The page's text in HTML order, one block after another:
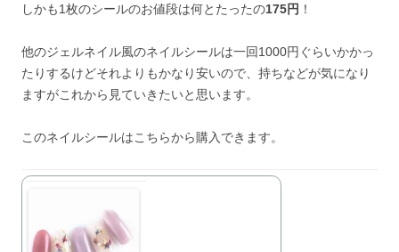
しかも1枚のシールのお値段は何とたったの175円 ！
他のジェルネイル風のネイルシールは一回1000円ぐらいかかっ
たりするけどそれよりもかなり安いので、持ちなどが気になり
ますがこれから見ていきたいと思います。
このネイルシールはこちらから購入できます。